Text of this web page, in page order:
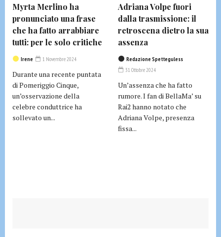
Myrta Merlino ha
pronunciato una frase
che ha fatto arrabbiare
tutti: per le solo critiche
Irene 1 Novembre 2024
Durante una recente puntata
di Pomeriggio Cinque,
un’osservazione della
celebre conduttrice ha
sollevato un...
Adriana Volpe fuori
dalla trasmissione: il
retroscena dietro la sua
assenza
Redazione Spetteguless
31 Ottobre 2024
Un’assenza che ha fatto
rumore. I fan di BellaMa’ su
Rai2 hanno notato che
Adriana Volpe, presenza
fissa...